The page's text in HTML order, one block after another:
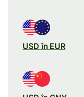
USD în EUR